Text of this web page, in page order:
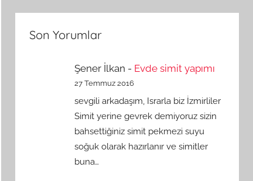
Son Yorumlar
Şener İlkan - Evde simit yapımı
27 Temmuz 2016
sevgili arkadaşım, Israrla biz İzmirliler
Simit yerine gevrek demiyoruz sizin
bahsettiğiniz simit pekmezi suyu
soğuk olarak hazırlanır ve simitler
buna…